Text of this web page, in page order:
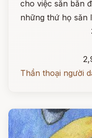
cho việc săn bắn
những thứ họ săn
Thần thoại người